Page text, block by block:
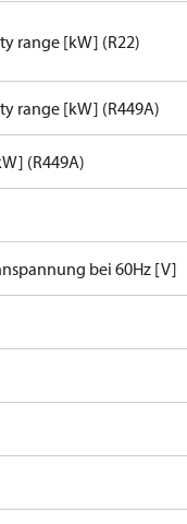
range [kW] (R22)
range [kW] (R449A)
(R449A)
bei 60Hz [V]